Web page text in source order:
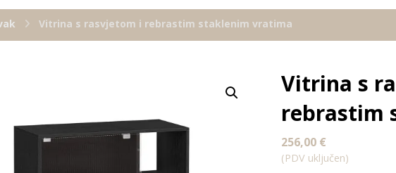
Vitrina s rasvjetom i rebrastim staklenim vratima
Vitrina s
rebrastim
256,00 €
(PDV uključen)